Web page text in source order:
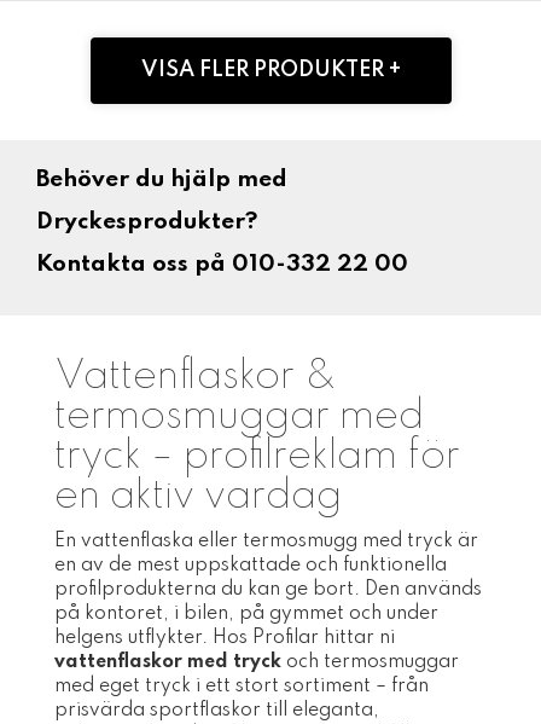
VISA FLER PRODUKTER +
Behöver du hjälp med
Dryckesprodukter?
Kontakta oss på 010-332 22 00
Vattenflaskor &
termosmuggar med
tryck – profilreklam för
en aktiv vardag
En vattenflaska eller termosmugg med tryck är
en av de mest uppskattade och funktionella
profilprodukterna du kan ge bort. Den används
på kontoret, i bilen, på gymmet och under
helgens utflykter. Hos Profilar hittar ni
vattenflaskor med tryck och termosmuggar
med eget tryck i ett stort sortiment – från
prisvärda sportflaskor till eleganta,